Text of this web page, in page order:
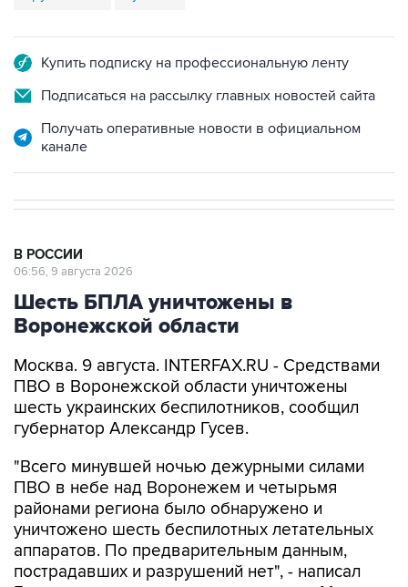
Подписаться на рассылку главных новостей сайта
Получать оперативные новости в официальном
Шесть БПЛА уничтожены в
Воронежской области
Москва. 9 августа. INTERFAX.RU - Средствами
шесть украинских беспилотников, сообщил
губернатор Александр Гусев.
"Всего минувшей ночью дежурными силами
районами региона было обнаружено и
уничтожено шесть беспилотных летательных
аппаратов. По предварительным данным,
пострадавших и разрушений нет", - написал
Гусев в своем канале в мессенджере Max.